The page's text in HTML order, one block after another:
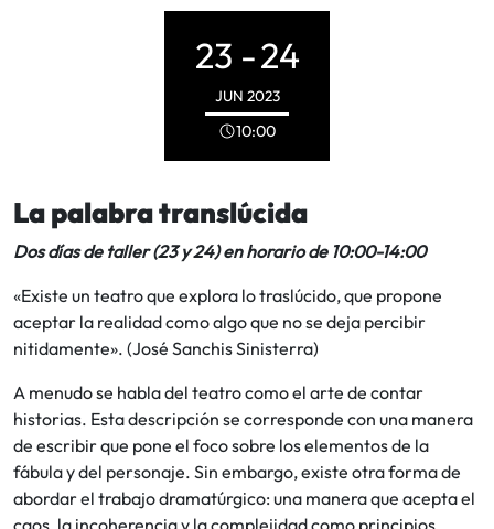
23 -24
JUN 2023
10:00
La palabra translúcida
Dos días de taller (23 y 24) en horario de 10:00-14:00
«Existe un teatro que explora lo traslúcido, que propone
aceptar la realidad como algo que no se deja percibir
nitidamente». (José Sanchis Sinisterra)
A menudo se habla del teatro como el arte de contar
historias. Esta descripción se corresponde con una manera
de escribir que pone el foco sobre los elementos de la
fábula y del personaje. Sin embargo, existe otra forma de
abordar el trabajo dramatúrgico: una manera que acepta el
caos, la incoherencia y la complejidad como principios